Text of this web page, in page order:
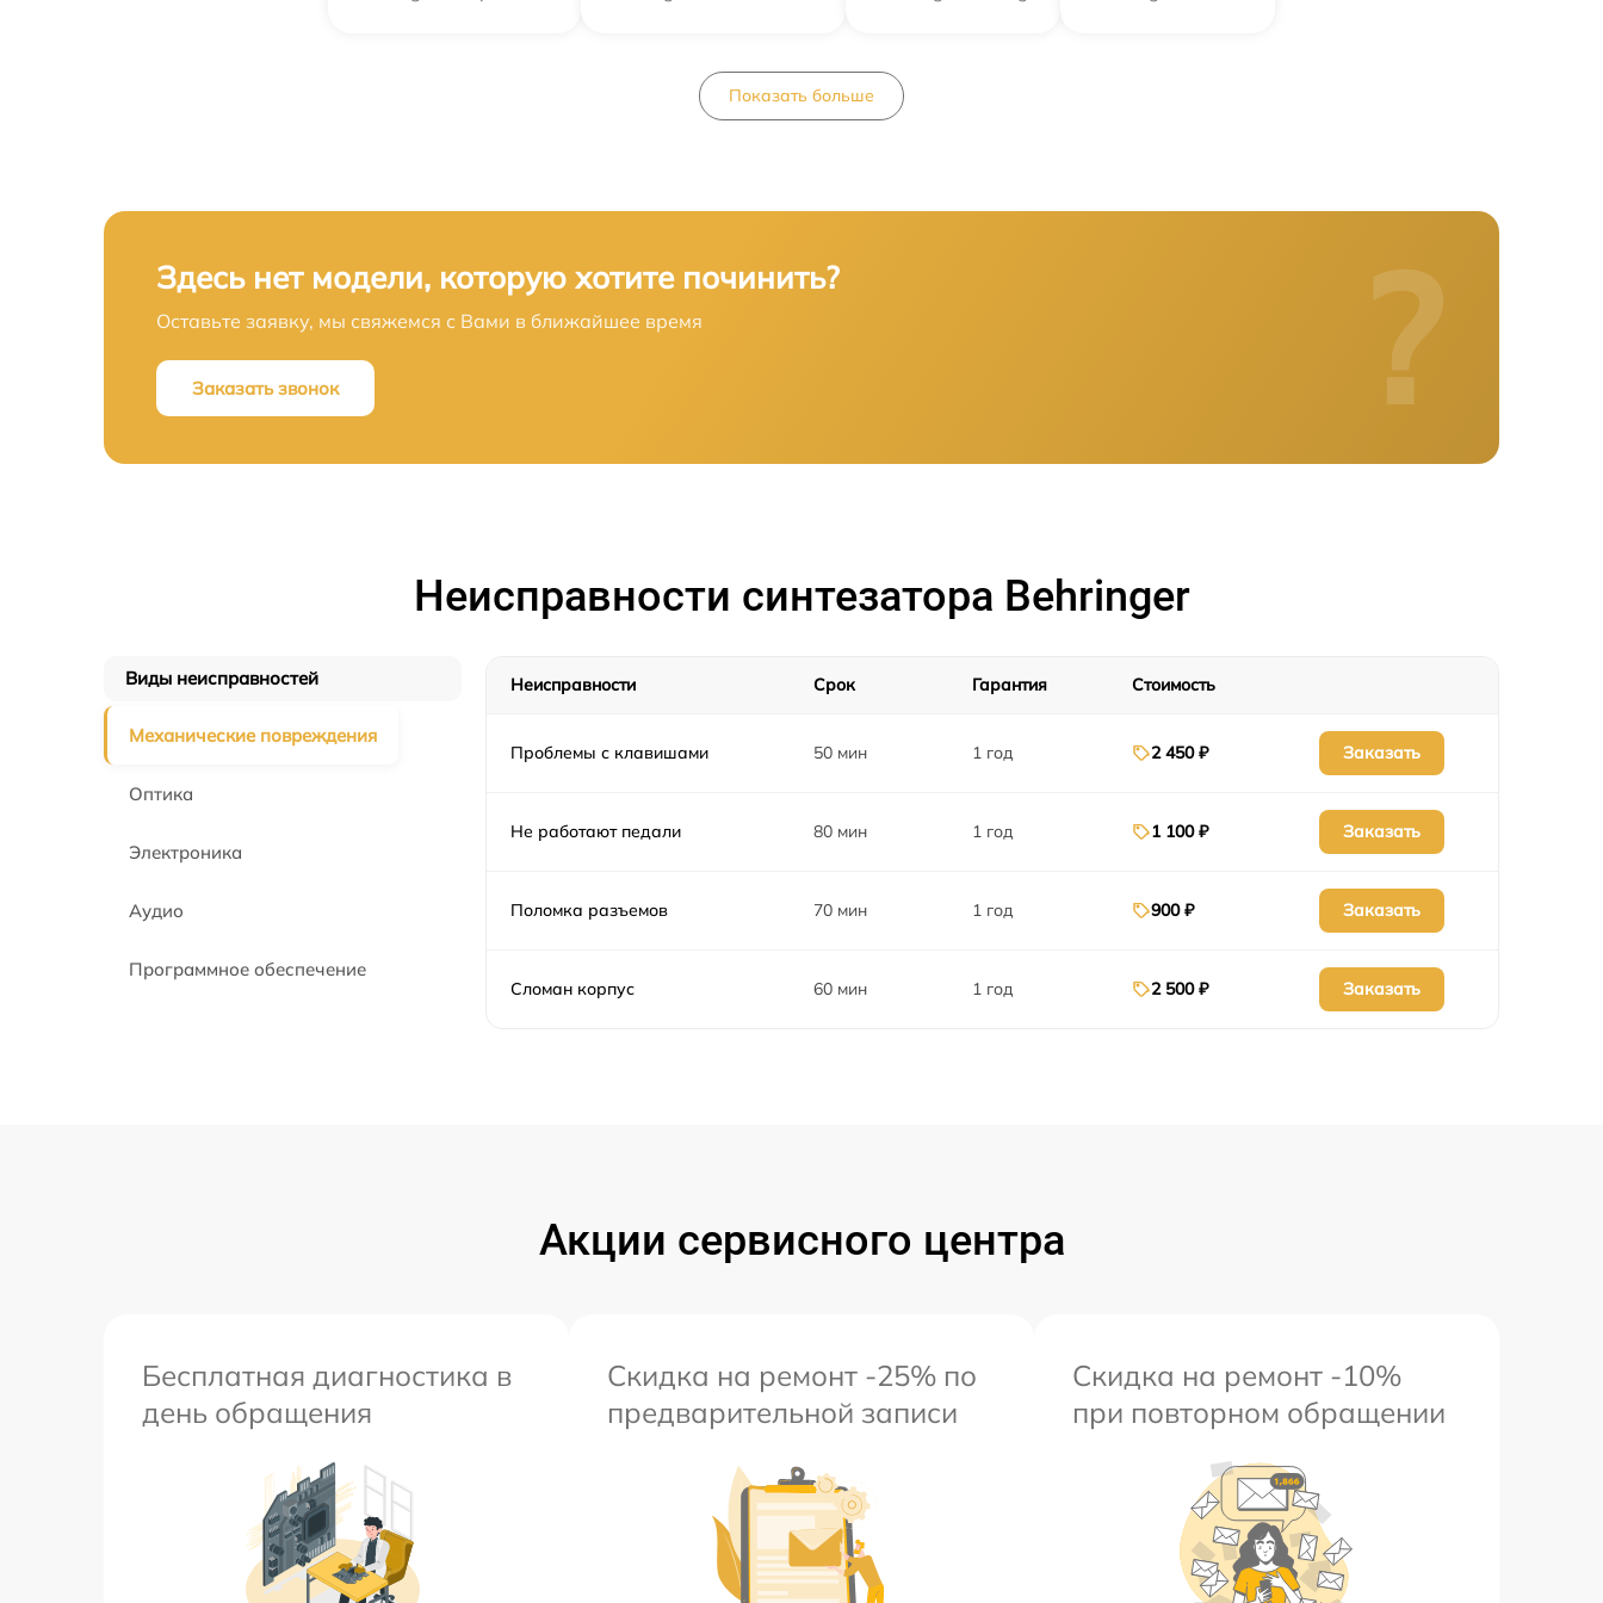
от 60 мин
Показать больше
Здесь нет модели, которую хотите починить?
Оставьте заявку, мы свяжемся с Вами в ближайшее время
Заказать звонок ?
Неисправности синтезатора Behringer
Виды неисправностей
Механические повреждения
Оптика
Электроника
Аудио
Программное обеспечение
Неисправности Срок Гарантия Стоимость
Проблемы с клавишами 50 мин 1 год 2 450 ₽ Заказать
Не работают педали 80 мин 1 год 1 100 ₽ Заказать
Поломка разъемов 70 мин 1 год 900 ₽ Заказать
Сломан корпус 60 мин 1 год 2 500 ₽ Заказать
Акции сервисного центра
Бесплатная диагностика в
день обращения
Скидка на ремонт -25% по
предварительной записи
Скидка на ремонт -10%
при повторном обращении